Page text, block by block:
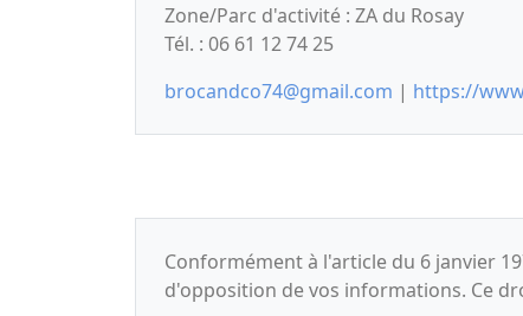
Zone/Parc d'activité : ZA du Rosay
Tél. : 06 61 12 74 25
brocandco74@gmail.com | https://
Conformément à l'article du 6 janvier
d'opposition de vos informations. Ce